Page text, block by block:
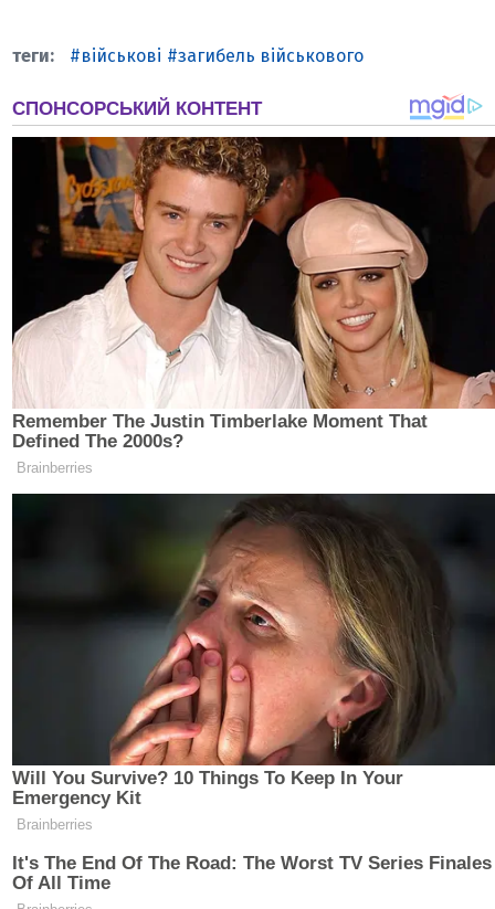
військові загибель військового